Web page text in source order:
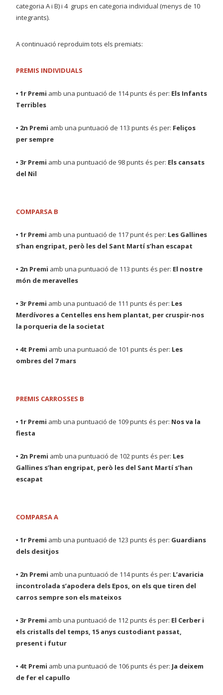
categoria A i B) i 4 grups en categoria individual (menys de 10
integrants).
A continuació reproduïm tots els premiats:
PREMIS INDIVIDUALS
▪ 1r Premi amb una puntuació de 114 punts és per: Els Infants
Terribles
▪ 2n Premi amb una puntuació de 113 punts és per: Feliços
per sempre
▪ 3r Premi amb una puntuació de 98 punts és per: Els cansats
del Nil
COMPARSA B
▪ 1r Premi amb una puntuació de 117 punt és per: Les Gallines
s’han engripat, però les del Sant Martí s’han escapat
▪ 2n Premi amb una puntuació de 113 punts és per: El nostre
món de meravelles
▪ 3r Premi amb una puntuació de 111 punts és per: Les
Merdívores a Centelles ens hem plantat, per cruspir-nos
la porqueria de la societat
▪ 4t Premi amb una puntuació de 101 punts és per: Les
ombres del 7 mars
PREMIS CARROSSES B
▪ 1r Premi amb una puntuació de 109 punts és per: Nos va la
fiesta
▪ 2n Premi amb una puntuació de 102 punts és per: Les
Gallines s’han engripat, però les del Sant Martí s’han
escapat
COMPARSA A
▪ 1r Premi amb una puntuació de 123 punts és per: Guardians
dels desitjos
▪ 2n Premi amb una puntuació de 114 punts és per: L’avaricia
incontrolada s’apodera dels Epos, on els que tiren del
carros sempre son els mateixos
▪ 3r Premi amb una puntuació de 112 punts és per: El Cerber i
els cristalls del temps, 15 anys custodiant passat,
present i futur
▪ 4t Premi amb una puntuació de 106 punts és per: Ja deixem
de fer el capullo